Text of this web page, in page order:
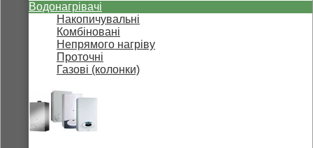
Водонагрівачі
Накопичувальні
Комбіновані
Непрямого нагріву
Проточні
Газові (колонки)